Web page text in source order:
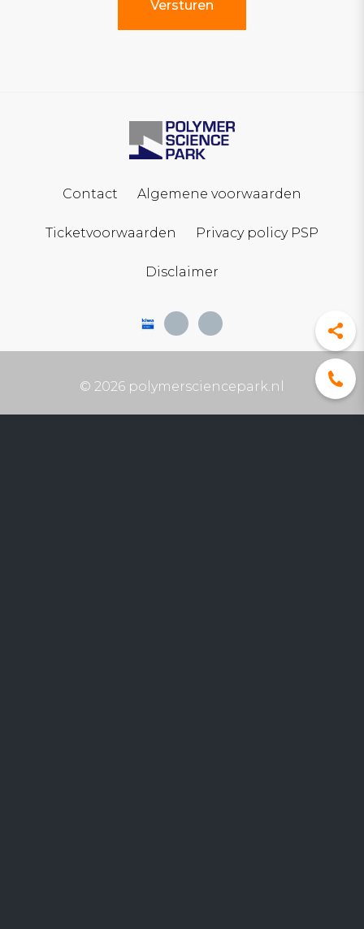
Contact Algemene voorwaarden
Ticketvoorwaarden Privacy policy PSP
Disclaimer
© 2026 polymersciencepark.nl